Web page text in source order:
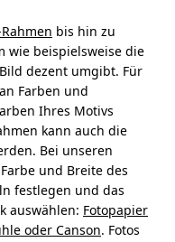
bis hin zu
wie beispielsweise die
dezent umgibt. Für
Farben und
Ihres Motivs
kann auch die
Bei unseren
und Breite des
festlegen und das
auswählen: Fotopapier
oder Canson. Fotos